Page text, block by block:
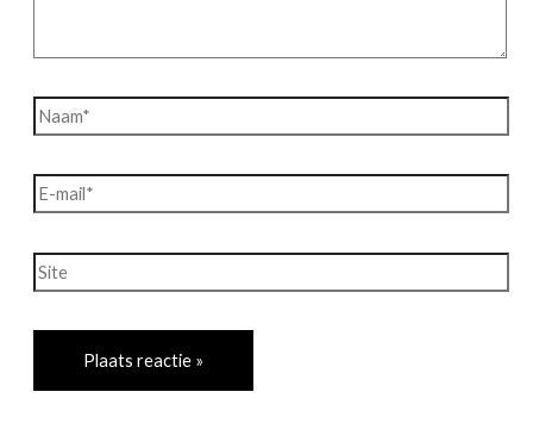
Naam*
E-
Site